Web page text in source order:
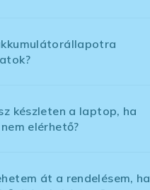
készleten a laptop, ha
elérhető?
át a rendelésem, ha